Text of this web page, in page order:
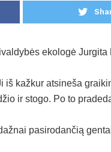
ekologė
iš kažkur atsineša
ir stogo. Po to
pasirodančią